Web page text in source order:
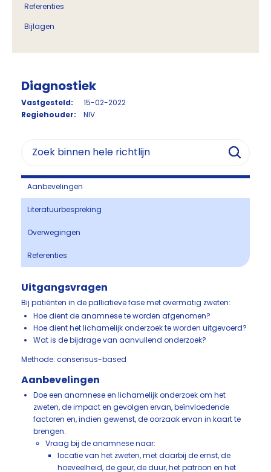
Referenties
Bijlagen
Diagnostiek
Vastgesteld:
15-02-2022
Regiehouder:
NIV
Aanbevelingen
Literatuurbespreking
Overwegingen
Referenties
Uitgangsvragen
Bij patiënten in de palliatieve fase met overmatig zweten:
Hoe dient de anamnese te worden afgenomen?
Hoe dient het lichamelijk onderzoek te worden uitgevoerd?
Wat is de bijdrage van aanvullend onderzoek?
Methode: consensus-based
Aanbevelingen
Doe een anamnese en lichamelijk onderzoek om het
zweten, de impact en gevolgen ervan, beïnvloedende
factoren en, indien gewenst, de oorzaak ervan in kaart te
brengen.
Vraag bij de anamnese naar:
locatie van het zweten, met daarbij de ernst, de
hoeveelheid, de geur, de duur, het patroon en het